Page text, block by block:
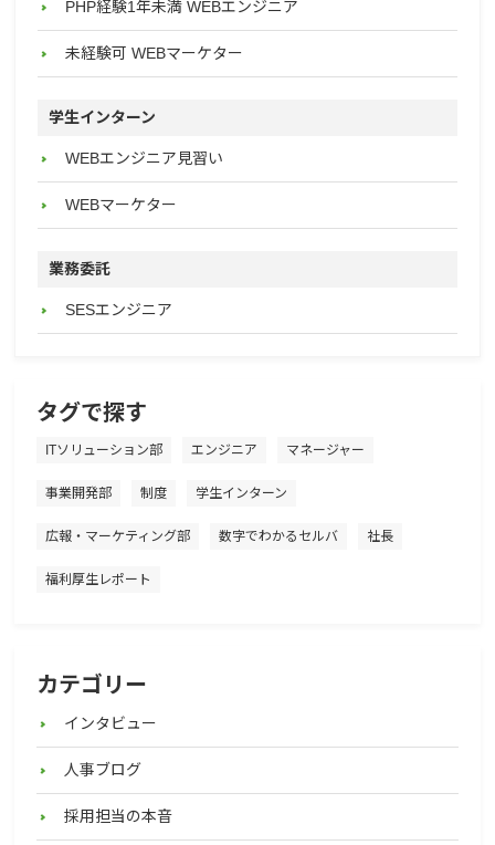
PHP経験1年未満 WEBエンジニア
未経験可 WEBマーケター
学生インターン
WEBエンジニア見習い
WEBマーケター
業務委託
SESエンジニア
タグで探す
ITソリューション部 エンジニア マネージャー
事業開発部 制度 学生インターン
広報・マーケティング部 数字でわかるセルバ 社長
福利厚生レポート
カテゴリー
インタビュー
人事ブログ
採用担当の本音